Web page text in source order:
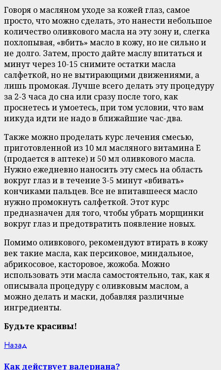
Говоря о масляном уходе за кожей глаз, самое
просто, что можно сделать, это нанести небольшое
количество оливкового масла на эту зону и, слегка
похлопывая, «вбить» масло в кожу, но не сильно и
не долго. Затем, просто дайте маслу впитаться и
минут через 10-15 снимите остатки масла
салфеткой, но не вытирающими движениями, а
лишь промокая. Лучше всего делать эту процедуру
за 2-3 часа до сна или сразу после того, как
проснетесь и умоетесь, при том условии, что вам
никуда идти не надо в ближайшие час-два.
Также можно проделать курс лечения смесью,
приготовленной из 10 мл масляного витамина Е
(продается в аптеке) и 50 мл оливкового масла.
Нужно ежедневно наносить эту смесь на область
вокруг глаз и в течение 3-5 минут «вбивать»
кончиками пальцев. Все не впитавшееся масло
нужно промокнуть салфеткой. Этот курс
предназначен для того, чтобы убрать морщинки
вокруг глаз и предотвратить появление новых.
Помимо оливкового, рекомендуют втирать в кожу
век такие масла, как персиковое, миндальное,
абрикосовое, касторовое, жожоба. Можно
использовать эти масла самостоятельно, так, как я
описывала процедуру с оливковым маслом, а
можно делать и маски, добавляя различные
ингредиенты.
Будьте красивы!
Continue
Reading
Назад
Как действует валериана?